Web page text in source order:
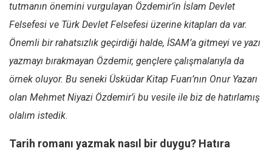
Barış Tarımcıoğlu
Ömer Kayani
Yusuf Armağan
Hasanali Yıldırım
Leyla Şerif Emin
Abir E. Nahas
tutmanın önemini vurgulayan Özdemir’in İslam Devlet
Felsefesi ve Türk Devlet Felsefesi üzerine kitapları da var.
Önemli bir rahatsızlık geçirdiği halde, İSAM’a gitmeyi ve yazı
yazmayı bırakmayan Özdemir, gençlere çalışmalarıyla da
örnek oluyor. Bu seneki Üsküdar Kitap Fuarı’nın Onur Yazarı
olan Mehmet Niyazi Özdemir’i bu vesile ile biz de hatırlamış
olalım istedik.
Tarih romanı yazmak nasıl bir duygu? Hatıra